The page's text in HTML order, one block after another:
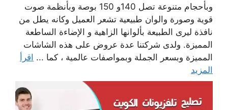
وبأحجام متنوعة تصل 140و 150 بوصة وبأنظمة صوت
قوية وصورة والوان طبيعية تشعر العميل وكانه يطل من
نافذة ليرى الطبيعة بألوانها الزاهية و الإضاءة الساطعة
المميزة. ولدى شركتنا عدة عروض على هذه الشاشات
المميزة وبسعر الجملة وبمواصفات عالمية ، كما ... اقرأ
المزيد